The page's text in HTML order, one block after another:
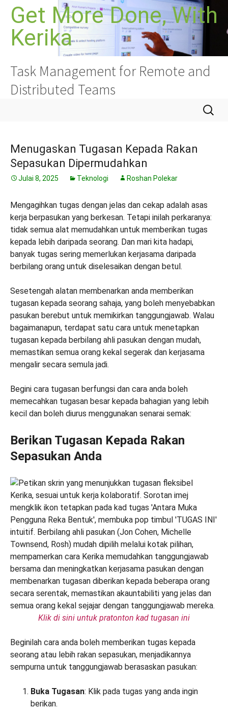
Langkau
kandungan
Get More Done, With
Kerika
Task Management for Remote and
Distributed Teams
Cari:
Menugaskan Tugasan Kepada Rakan
Sepasukan Dipermudahkan
Julai 8, 2025 Teknologi Roshan Polekar
Mengagihkan tugas dengan jelas dan cekap adalah asas
kerja berpasukan yang berkesan. Tetapi inilah perkaranya:
tidak semua alat memudahkan untuk memberikan tugas
kepada lebih daripada seorang. Dan mari kita hadapi,
banyak tugas sering memerlukan kerjasama daripada
berbilang orang untuk diselesaikan dengan betul.
Sesetengah alatan membenarkan anda memberikan
tugasan kepada seorang sahaja, yang boleh menyebabkan
pasukan berebut untuk memikirkan tanggungjawab. Walau
bagaimanapun, terdapat satu cara untuk menetapkan
tugasan kepada berbilang ahli pasukan dengan mudah,
memastikan semua orang kekal segerak dan kerjasama
mengalir secara semula jadi.
Begini cara tugasan berfungsi dan cara anda boleh
memecahkan tugasan besar kepada bahagian yang lebih
kecil dan boleh diurus menggunakan senarai semak:
Berikan Tugasan Kepada Rakan
Sepasukan Anda
Klik di sini untuk pratonton kad tugasan ini
Beginilah cara anda boleh memberikan tugas kepada
seorang atau lebih rakan sepasukan, menjadikannya
sempurna untuk tanggungjawab berasaskan pasukan:
Buka Tugasan: Klik pada tugas yang anda ingin
berikan.